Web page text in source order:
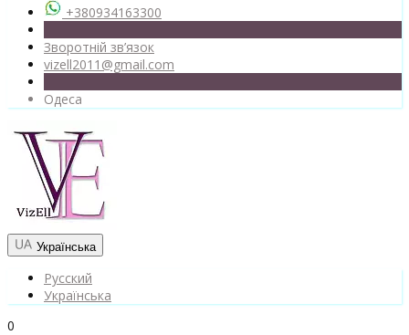
+380934163300
Зворотній зв’язок
vizell2011@gmail.com
Одеса
Українська
Русский
Українська
0